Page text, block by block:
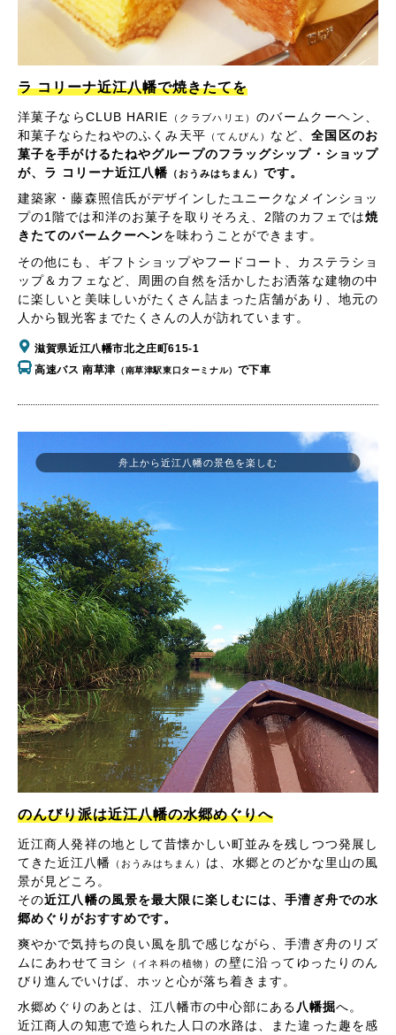
ラ コリーナ近江八幡で焼きたてを
洋菓子ならCLUB HARIE （クラブハリエ） のバームクーヘン、
和菓子ならたねやのふくみ天平 （てんびん） など、全国区のお
菓子を手がけるたねやグループのフラッグシップ・ショップ
が、ラ コリーナ近江八幡 （おうみはちまん） です。
建築家・藤森照信氏がデザインしたユニークなメインショッ
プの1階では和洋のお菓子を取りそろえ、2階のカフェでは焼
きたてのバームクーヘンを味わうことができます。
その他にも、ギフトショップやフードコート、カステラショ
ップ＆カフェなど、周囲の自然を活かしたお洒落な建物の中
に楽しいと美味しいがたくさん詰まった店舗があり、地元の
人から観光客までたくさんの人が訪れています。
滋賀県近江八幡市北之庄町615-1
高速バス 南草津 （南草津駅東口ターミナル） で下車
のんびり派は近江八幡の水郷めぐりへ
近江商人発祥の地として昔懐かしい町並みを残しつつ発展し
てきた近江八幡 （おうみはちまん） は、水郷とのどかな里山の風
景が見どころ。
その近江八幡の風景を最大限に楽しむには、手漕ぎ舟での水
郷めぐりがおすすめです。
爽やかで気持ちの良い風を肌で感じながら、手漕ぎ舟のリズ
ムにあわせてヨシ
（イネ科の植物）の壁に沿ってゆったりのん
びり進んでいけば、ホッと心が落ち着きます。
水郷めぐりのあとは、江八幡市の中心部にある八幡掘へ。
近江商人の知恵で造られた人口の水路は、また違った趣を感
舟上から近江八幡の景色を楽しむ